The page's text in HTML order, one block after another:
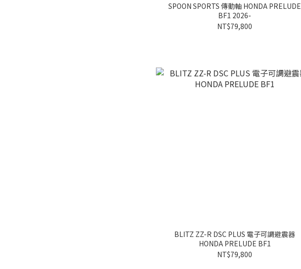
SPOON SPORTS 傳動軸 HONDA PRELUDE
BF1 2026-
NT$79,800
BLITZ ZZ-R DSC PLUS 電子可調避震器
HONDA PRELUDE BF1
NT$79,800